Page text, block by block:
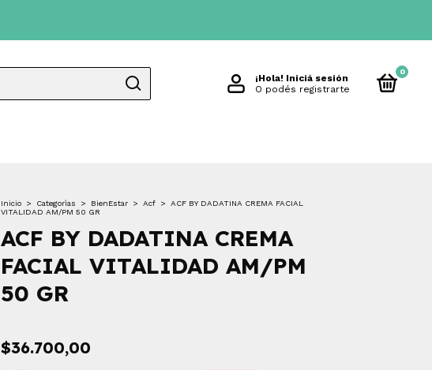
¡Hola! Iniciá sesión
O podés registrarte
0
Inicio > Categorìas > BienEstar > Acf >
ACF BY DADATINA CREMA FACIAL
VITALIDAD AM/PM 50 GR
ACF BY DADATINA CREMA
FACIAL VITALIDAD AM/PM
50 GR
$36.700,00